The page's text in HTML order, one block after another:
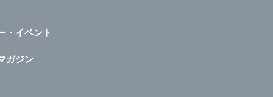
・イベント
ガジン